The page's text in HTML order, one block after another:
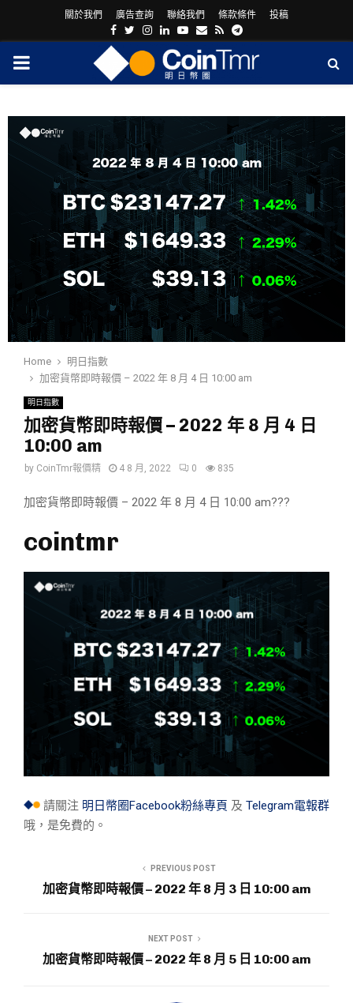
關於我們 廣告查詢 聯絡我們 條款條件 投稿
Facebook
Twitter
Instagram
LinkedinYoutube
Email
RssTelegram
PRIMARY
Home
明日指數
加密貨幣即時報價 – 2022 年 8 月 4 日 10:00 am
明日指數
加密貨幣即時報價 – 2022 年 8 月 4 日
10:00 am
by CoinTmr報價精 4 8 月, 2022 0 835
加密貨幣即時報價 – 2022 年 8 月 4 日 10:00 am???
cointmr
請關注 明日幣圈Facebook粉絲專頁 及 Telegram電報群
哦，是免費的。
PREVIOUS POST
加密貨幣即時報價 – 2022 年 8 月 3 日 10:00 am
NEXT POST
加密貨幣即時報價 – 2022 年 8 月 5 日 10:00 am